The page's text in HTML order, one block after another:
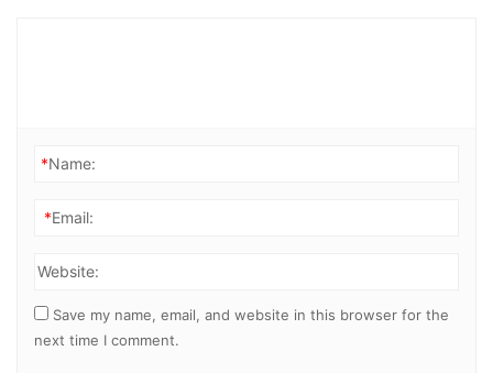
*Name:
*Email:
Website:
Save my name, email, and website in this browser for the
next time I comment.